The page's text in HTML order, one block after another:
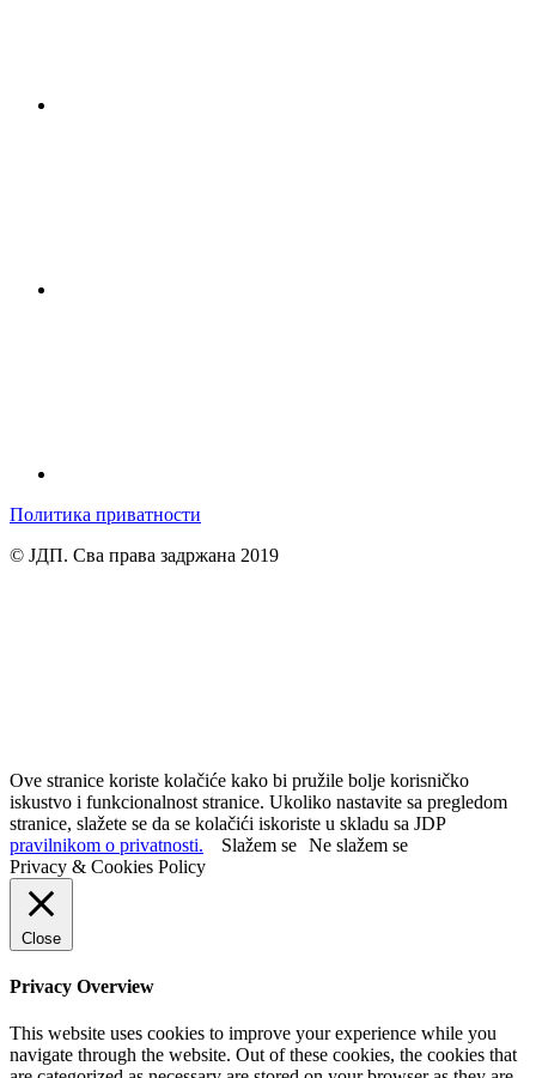
Политика приватности
© ЈДП. Сва права задржана 2019
Ove stranice koriste kolačiće kako bi pružile bolje korisničko
iskustvo i funkcionalnost stranice. Ukoliko nastavite sa pregledom
stranice, slažete se da se kolačići iskoriste u skladu sa JDP
pravilnikom o privatnosti.
Slažem se Ne slažem se
Privacy & Cookies Policy
Close
Privacy Overview
This website uses cookies to improve your experience while you
navigate through the website. Out of these cookies, the cookies that